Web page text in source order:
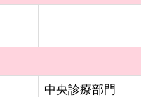
中央診療部門